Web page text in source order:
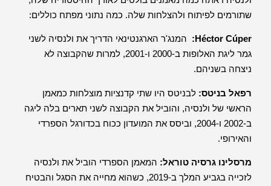
שתורמים לפיתוח ולהצלחות שלה. כמה נתוני מפתח כוללים:
Héctor Cúper:
המנג'ר הארגנטינאי הדריך את ולנסיה לשני
גמר ליגת האלופות ב-2000 ו-2001, למרות שהקבוצה לא
ניצחה בשניהם.
רפאל בניטס: לבניטס היו שתי קדנציות מוצלחות כמאמן
הראשי של ולנסיה, והוביל את הקבוצה לשני תארים בלה ליגה
ב-2002 ו-2004, וביסס את המועדון ככוח בכדורגל הספרדי
והאירופי.
מרסלינו גרסיה טוראל: המאמן הספרדי הוביל את ולנסיה
לזכייה בגביע המלך ב-2019, כשהוא מחייה את הסגל והבטיח